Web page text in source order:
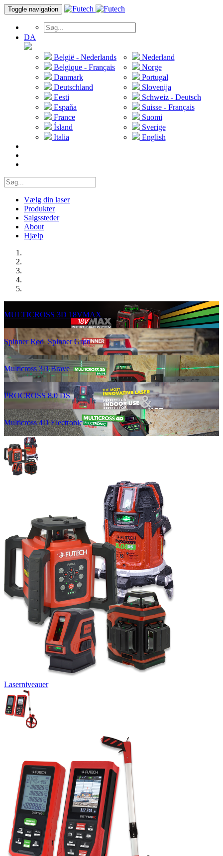
Toggle navigation
DA
België - Nederlands
Belgique - Français
Danmark
Deutschland
Eesti
España
France
Ísland
Italia
Nederland
Norge
Portugal
Slovenija
Schweiz - Deutsch
Suisse - Français
Suomi
Sverige
English
Vælg din laser
Produkter
Salgssteder
About
Hjælp
MULTICROSS 3D 18VMAX
Spinner Rød Spinner Grøn
Multicross 3D Brave
PROCROSS 8.0 DS
Multicross 4D Electronic
Laserniveauer